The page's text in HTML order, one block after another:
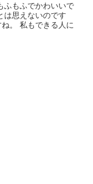
ふもふでかわいいで
は思えないのです
。 私もできる人に